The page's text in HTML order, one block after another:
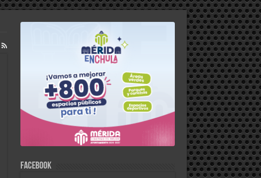
FACEBOOK